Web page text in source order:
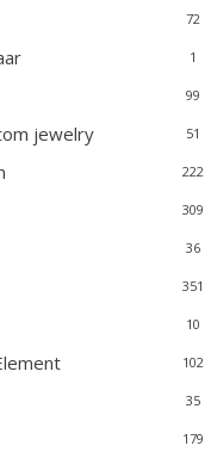
72
1
99
jewelry 51
222
309
36
351
10
102
35
179